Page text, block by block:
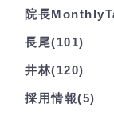
院長
長尾(101)
井林(120)
採用情報(5)